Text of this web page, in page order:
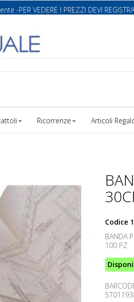
-PER VEDERE I PREZZI DEVI
Ricorrenze Articoli
Codice
BANDA
100 PZ